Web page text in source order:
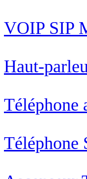
VOIP SIP
Haut-
Téléphone
Téléphone